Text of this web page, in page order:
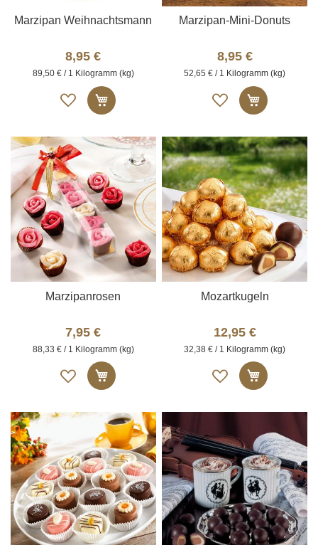
Marzipan Weihnachtsmann
8,95 €
89,50 € / 1 Kilogramm (kg)
Auf
die
In den Warenkorb
Marzipan-Mini-Donuts
8,95 €
52,65 € / 1 Kilogramm (kg)
Auf
die
In den
Marzipanrosen
7,95 €
88,33 € / 1 Kilogramm (kg)
Auf
die
In den Warenkorb
Mozartkugeln
12,95 €
32,38 € / 1 Kilogramm (kg)
Auf
die
In den